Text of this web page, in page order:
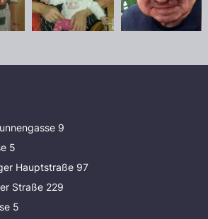
9
5
Hauptstraße 97
Straße 229
5